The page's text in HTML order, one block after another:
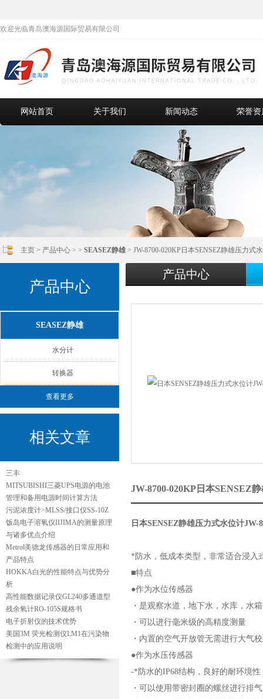
欢迎光临青岛澳海源国际贸易有限公司
网站首页 关于我们 新闻动态 荣誉资
主页 > 产品中心 > > SEASEZ静雄 > JW-8700-020KP日本SENSEZ静雄压力式
产品中心
SEASEZ静雄
水分计
转换器
查看更多
相关文章
三丰
MITSUBISHI三菱UPS电源的电池
管理和备用电源时间计算方法
污泥浓度计>MLSS/接口仪SS-10Z
饭岛电子溶氧仪IIJIMA的测量原理
与诸多优点介绍
Metrol美德龙传感器的日常应用和
产品特点
HOKKA白光的性能特点与优势分
析
高性能数据记录仪GL240多通道型
残余氧计RO-105S规格书
电子折射仪的技术优势
美国3M 荧光检测仪LM1在污染物
检测中的应用说明
产品中心
JW-8700-020KP日本SENSEZ
日本SENSEZ静雄压力式水位计JW-
*防水，低成本类型，非常适合浸入
■特点
●作为水位传感器
・是观察水道，地下水，水库，水
・可以进行毫米级的高精度测量
・内置的空气开放管无需进行大气
●作为水压传感器
-*防水的IP68结构，良好的耐环境性
・可以使用带密封圈的螺丝进行排气